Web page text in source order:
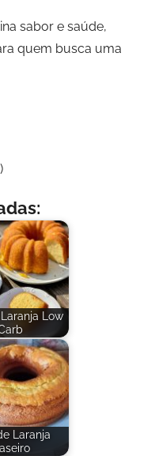
sabor e saúde,
quem busca uma
Low
Laranja